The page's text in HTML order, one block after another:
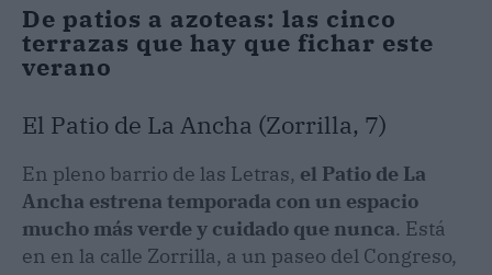
De patios a azoteas: las cinco
terrazas que hay que fichar este
verano
El Patio de La Ancha (Zorrilla, 7)
En pleno barrio de las Letras, el Patio de La
Ancha estrena temporada con un espacio
mucho más verde y cuidado que nunca. Está
en en la calle Zorrilla, a un paseo del Congreso,